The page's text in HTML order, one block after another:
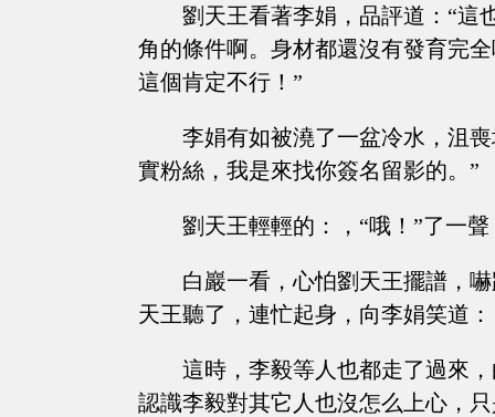
劉天王看著李娟，品評道：“這
角的條件啊。身材都還沒有發育完
這個肯定不行！”
李娟有如被澆了一盆冷水，沮
實粉絲，我是來找你簽名留影的。”
劉天王輕輕的：，“哦！”了一
白巖一看，心怕劉天王擺譜，
天王聽了，連忙起身，向李娟笑道
這時，李毅等人也都走了過來
認識李毅對其它人也沒怎么上心，